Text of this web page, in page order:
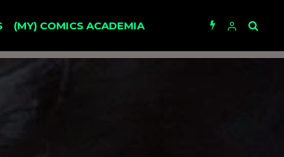
(MY) COMICS ACADEMIA